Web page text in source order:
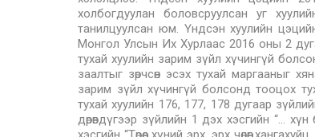
холбогдуулан боловсруулсан уг
танилцуулсан юм. Үндсэн хуулийн
Монгол Улсын Их Хурлаас 2016 оны 2
тухай хуулийн зарим зүйл хүчингүй
заалтыг зөрчсөн эсэх тухай маргааныг
зарим зүйл хүчингүй болсонд тооцох
тухай хуулийн 176, 177, 178 дугаар
дөрөвдүгээр зүйлийн 1 дэх хэсгийн “…